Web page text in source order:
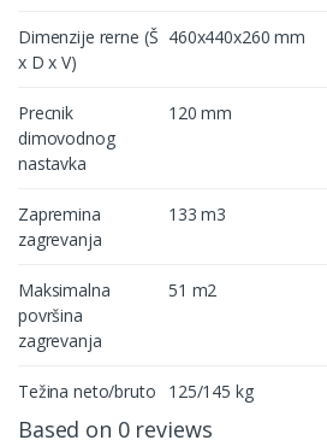
Dimenzije rerne (Š
x D x V)
460x440x260 mm
Precnik
dimovodnog
nastavka
120 mm
Zapremina
zagrevanja
133 m3
Maksimalna
površina
zagrevanja
51 m2
Težina neto/bruto 125/145 kg
Based on 0 reviews